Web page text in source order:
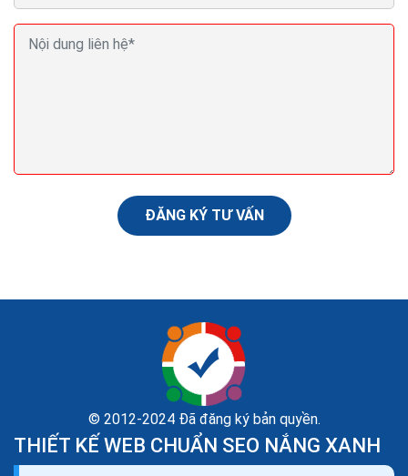
để quảng bá sự kiện sắp tới và tăng chuyển đổi (bán
vé) hoặc thu hút nhiều người tham gia....
ĐĂNG KÝ TƯ VẤN
© 2012-2024 Đã đăng ký bản quyền.
THIẾT KẾ WEB CHUẨN SEO NẮNG XANH